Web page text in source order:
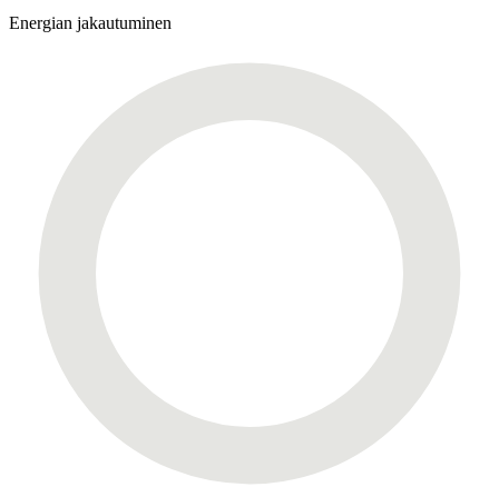
Energian jakautuminen